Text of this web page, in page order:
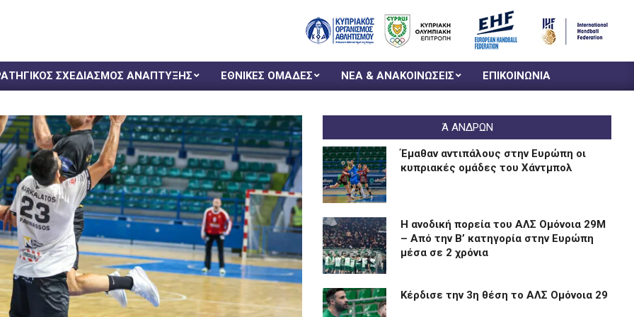
ΣΧΕΔΙΑΣΜΟΣ ΑΝΑΠΤΥΞΗΣ ΕΘΝΙΚΕΣ ΟΜΑΔΕΣ ΝΕΑ & ΑΝΑΚΟΙΝΩΣΕΙΣ ΕΠΙΚΟΙΝΩΝΙΑ
Ά ΑΝΔΡΩΝ
Έμαθαν αντιπάλους στην Ευρώπη οι
κυπριακές ομάδες του Χάντμπολ
Η ανοδική πορεία του ΑΛΣ Ομόνοια 29Μ
– Από την Β’ κατηγορία στην Ευρώπη
μέσα σε 2 χρόνια
Kέρδισε την 3η θέση το ΑΛΣ Ομόνοια 29